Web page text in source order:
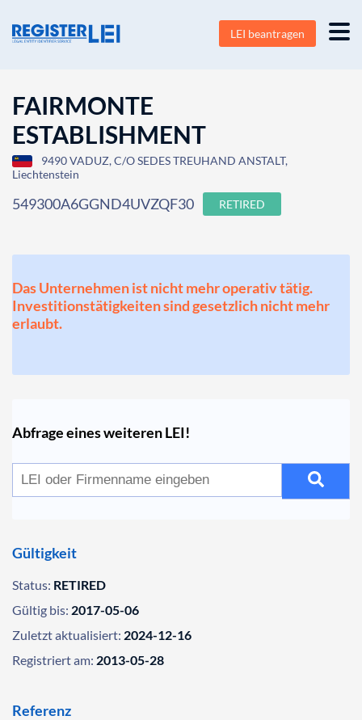
LEI beantragen
FAIRMONTE
ESTABLISHMENT
9490 VADUZ, C/O SEDES TREUHAND ANSTALT,
Liechtenstein
549300A6GGND4UVZQF30 RETIRED
Das Unternehmen ist nicht mehr operativ tätig.
Investitionstätigkeiten sind gesetzlich nicht mehr
erlaubt.
Abfrage eines weiteren LEI!
Gültigkeit
Status: RETIRED
Gültig bis: 2017-05-06
Zuletzt aktualisiert: 2024-12-16
Registriert am: 2013-05-28
Referenz